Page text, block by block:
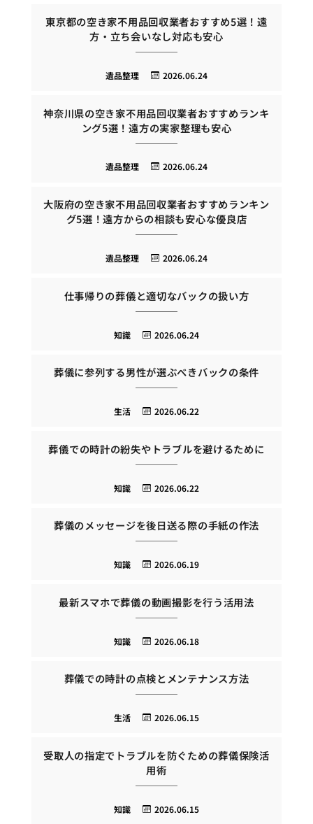
東京都の空き家不用品回収業者おすすめ5選！遠
方・立ち会いなし対応も安心
2026.06.24
遺品整理
神奈川県の空き家不用品回収業者おすすめランキ
ング5選！遠方の実家整理も安心
2026.06.24
遺品整理
大阪府の空き家不用品回収業者おすすめランキン
グ5選！遠方からの相談も安心な優良店
2026.06.24
遺品整理
仕事帰りの葬儀と適切なバックの扱い方
2026.06.24
知識
葬儀に参列する男性が選ぶべきバックの条件
2026.06.22
生活
葬儀での時計の紛失やトラブルを避けるために
2026.06.22
知識
葬儀のメッセージを後日送る際の手紙の作法
2026.06.19
知識
最新スマホで葬儀の動画撮影を行う活用法
2026.06.18
知識
葬儀での時計の点検とメンテナンス方法
2026.06.15
生活
受取人の指定でトラブルを防ぐための葬儀保険活
用術
2026.06.15
知識